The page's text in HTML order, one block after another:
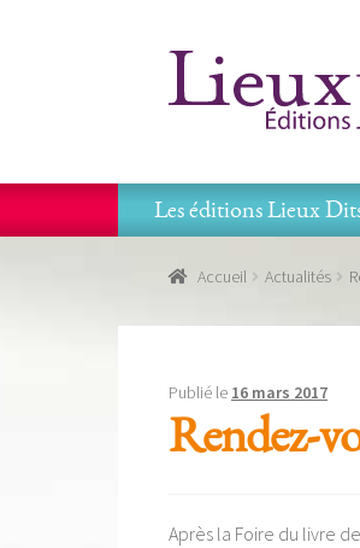
Aller
à
Aller
au
Les éditions Lieux
Accueil Actualités
Publié le 16 mars 2017
Rendez-
Après la Foire du livre